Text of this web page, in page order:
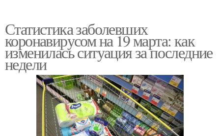
Статистика заболевших
коронавирусом на 19 марта: как
изменилась ситуация за последние
недели